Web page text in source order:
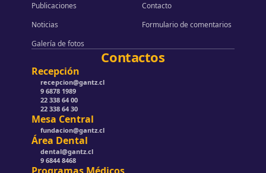
Publicaciones
Noticias
Galería de fotos
Contacto
Formulario de comentarios
Contactos
Recepción
recepcion@gantz.cl
9 6878 1989
22 338 64 00
22 338 64 30
Mesa Central
fundacion@gantz.cl
Área Dental
dental@gantz.cl
9 6844 8468